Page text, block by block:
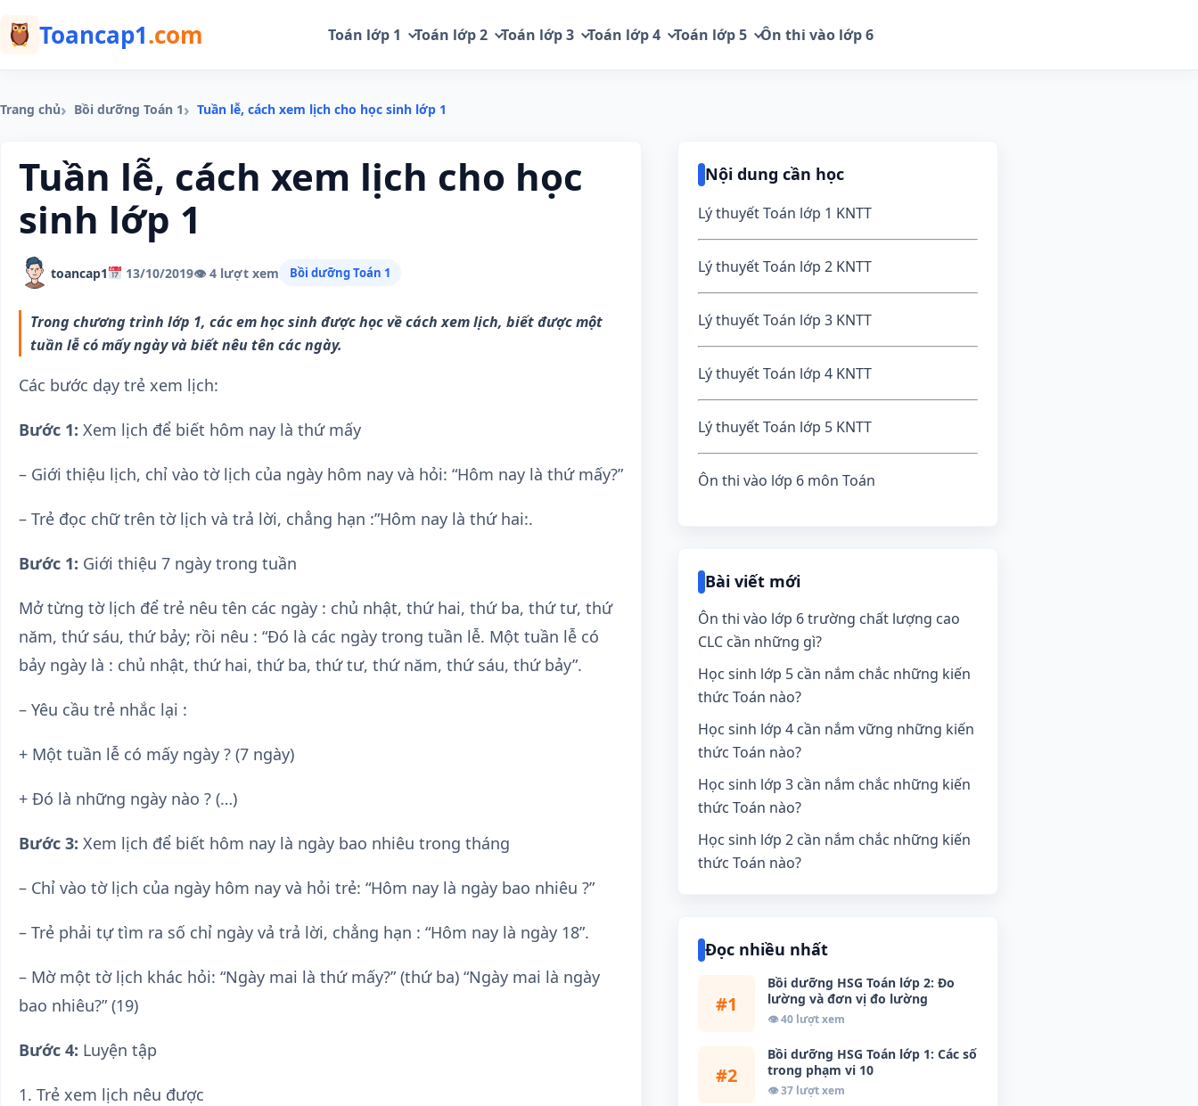
Toancap1.com Toán lớp 1 Toán lớp 2 Toán lớp 3 Toán lớp 4 Toán lớp 5 Ôn thi vào lớp 6
Trang chủ Bồi dưỡng Toán 1 Tuần lễ, cách xem lịch cho học sinh lớp 1
Tuần lễ, cách xem lịch cho học
sinh lớp 1
toancap1 13/10/2019👁 4 lượt xem Bồi dưỡng Toán 1
Trong chương trình lớp 1, các em học sinh được học về cách xem lịch, biết được một
tuần lễ có mấy ngày và biết nêu tên các ngày.
Các bước dạy trẻ xem lịch:
Bước 1: Xem lịch để biết hôm nay là thứ mấy
– Giới thiệu lịch, chỉ vào tờ lịch của ngày hôm nay và hỏi: “Hôm nay là thứ mấy?”
– Trẻ đọc chữ trên tờ lịch và trả lời, chẳng hạn :”Hôm nay là thứ hai:.
Bước 1: Giới thiệu 7 ngày trong tuần
Mở từng tờ lịch để trẻ nêu tên các ngày : chủ nhật, thứ hai, thứ ba, thứ tư, thứ
năm, thứ sáu, thứ bảy; rồi nêu : “Đó là các ngày trong tuần lễ. Một tuần lễ có
bảy ngày là : chủ nhật, thứ hai, thứ ba, thứ tư, thứ năm, thứ sáu, thứ bảy”.
– Yêu cầu trẻ nhắc lại :
+ Một tuần lễ có mấy ngày ? (7 ngày)
+ Đó là những ngày nào ? (…)
Bước 3: Xem lịch để biết hôm nay là ngày bao nhiêu trong tháng
– Chỉ vào tờ lịch của ngày hôm nay và hỏi trẻ: “Hôm nay là ngày bao nhiêu ?”
– Trẻ phải tự tìm ra số chỉ ngày vả trả lời, chẳng hạn : “Hôm nay là ngày 18”.
– Mờ một tờ lịch khác hỏi: “Ngày mai là thứ mấy?” (thứ ba) “Ngày mai là ngày
bao nhiêu?” (19)
Bước 4: Luyện tập
1. Trẻ xem lịch nêu được
Nội dung cần học
Lý thuyết Toán lớp 1 KNTT
Lý thuyết Toán lớp 2 KNTT
Lý thuyết Toán lớp 3 KNTT
Lý thuyết Toán lớp 4 KNTT
Lý thuyết Toán lớp 5 KNTT
Ôn thi vào lớp 6 môn Toán
Bài viết mới
Ôn thi vào lớp 6 trường chất lượng cao
CLC cần những gì?
Học sinh lớp 5 cần nắm chắc những kiến
thức Toán nào?
Học sinh lớp 4 cần nắm vững những kiến
thức Toán nào?
Học sinh lớp 3 cần nắm chắc những kiến
thức Toán nào?
Học sinh lớp 2 cần nắm chắc những kiến
thức Toán nào?
Đọc nhiều nhất
#1
Bồi dưỡng HSG Toán lớp 2: Đo
lường và đơn vị đo lường
👁 40 lượt xem
#2
Bồi dưỡng HSG Toán lớp 1: Các số
trong phạm vi 10
👁 37 lượt xem